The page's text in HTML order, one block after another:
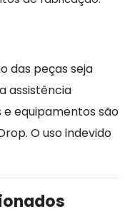
das peças seja
assistência
e equipamentos são
O uso indevido